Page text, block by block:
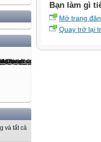
và tất cả
Bạn làm gì
Mở trang
Quay trở lại